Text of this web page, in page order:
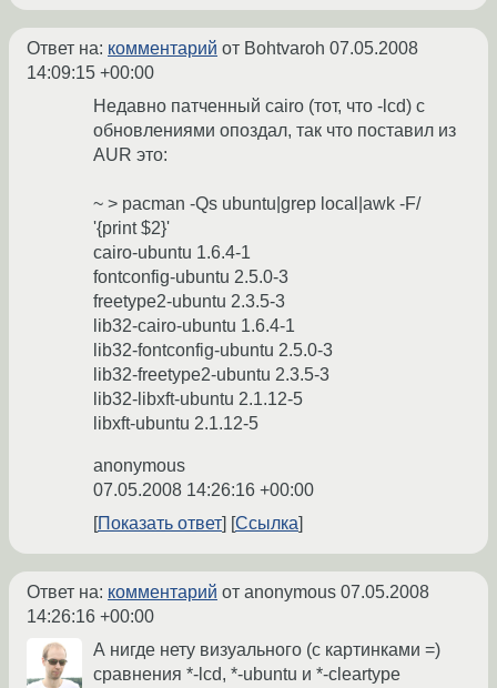
Ответ на: комментарий от Bohtvaroh 07.05.2008
14:09:15 +00:00
Недавно патченный cairo (тот, что -lcd) с
обновлениями опоздал, так что поставил из
AUR это:
~ > pacman -Qs ubuntu|grep local|awk -F/
'{print $2}'
cairo-ubuntu 1.6.4-1
fontconfig-ubuntu 2.5.0-3
freetype2-ubuntu 2.3.5-3
lib32-cairo-ubuntu 1.6.4-1
lib32-fontconfig-ubuntu 2.5.0-3
lib32-freetype2-ubuntu 2.3.5-3
lib32-libxft-ubuntu 2.1.12-5
libxft-ubuntu 2.1.12-5
anonymous
07.05.2008 14:26:16 +00:00
Показать ответ
Ссылка
Ответ на: комментарий от anonymous 07.05.2008
14:26:16 +00:00
А нигде нету визуального (с картинками =)
сравнения *-lcd, *-ubuntu и *-cleartype